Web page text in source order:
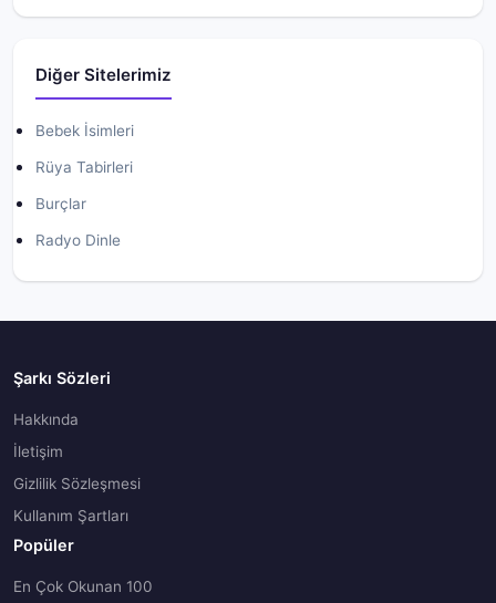
Diğer Sitelerimiz
Bebek İsimleri
Rüya Tabirleri
Burçlar
Radyo Dinle
Şarkı Sözleri
Hakkında
İletişim
Gizlilik Sözleşmesi
Kullanım Şartları
Popüler
En Çok Okunan 100